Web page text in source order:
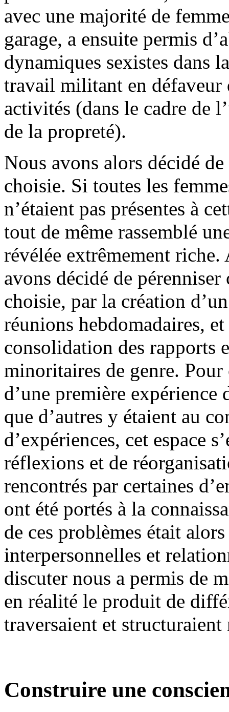
avec une majorité de
garage, a ensuite permis
dynamiques sexistes dans
travail militant en défaveur
activités (dans le cadre de
de la propreté).
Nous avons alors décidé
choisie. Si toutes les
n’étaient pas présentes à
tout de même rassemblé
révélée extrêmement
avons décidé de
choisie, par la création
réunions hebdomadaires,
consolidation des rapports
minoritaires de genre.
d’une première expérience
que d’autres y étaient au
d’expériences, cet espace
réflexions et de
rencontrés par certaines
ont été portés à la
de ces problèmes était
interpersonnelles et
discuter nous a permis de
en réalité le produit de
traversaient et
Construire une